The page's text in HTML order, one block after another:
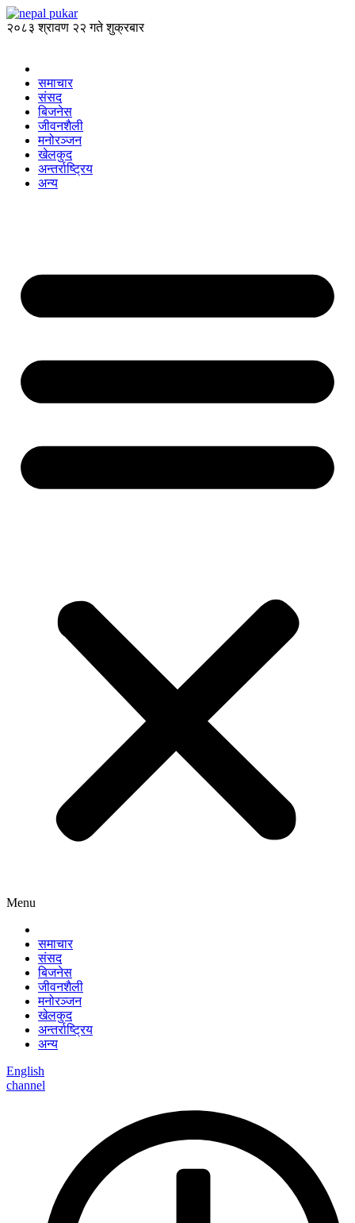
२०८३ श्रावण २२ गते शुक्रबार
समाचार
संसद
बिजनेस
जीवनशैली
मनोरञ्जन
खेलकुद
अन्तर्राष्ट्रिय
अन्य
Menu
समाचार
संसद
बिजनेस
जीवनशैली
मनोरञ्जन
खेलकुद
अन्तर्राष्ट्रिय
अन्य
English
channel